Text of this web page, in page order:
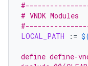
# VNDK Modules
LOCAL_PATH
:=
define define-